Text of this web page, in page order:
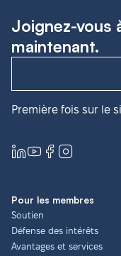
Joignez-vous
maintenant.
Première fois sur le
Pour les membres
Soutien
Défense des intérêts
Avantages et services